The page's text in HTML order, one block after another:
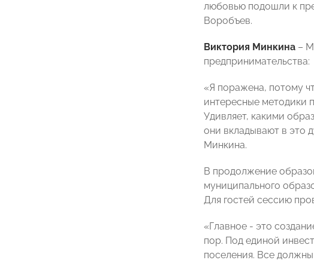
любовью подошли к
Воробъев.
Виктория Минкина –
предпринимательства:
«Я поражена, потому
интересные методики
Удивляет, какими
они вкладывают в это
Минкина.
В продолжение
муниципального
Для гостей сессию
«Главное - это
пор. Под единой
поселения. Все